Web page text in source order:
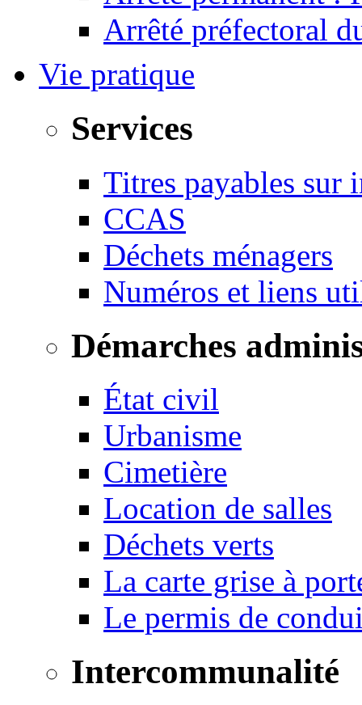
Arrêté préfectoral
Vie pratique
Services
Titres payables sur
CCAS
Déchets ménagers
Numéros et liens
Démarches
État civil
Urbanisme
Cimetière
Location de salles
Déchets verts
La carte grise à
Le permis de
Intercommunalité